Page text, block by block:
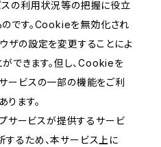
スの利用状況等の把握に役立
です。Cookieを無効化され
ザの設定を変更することによ
できます。但し、Cookieを
ービスの一部の機能をご利
ます。
プサービスが提供するサービ
するため、本サービス上に